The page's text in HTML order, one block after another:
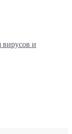
вирусов и